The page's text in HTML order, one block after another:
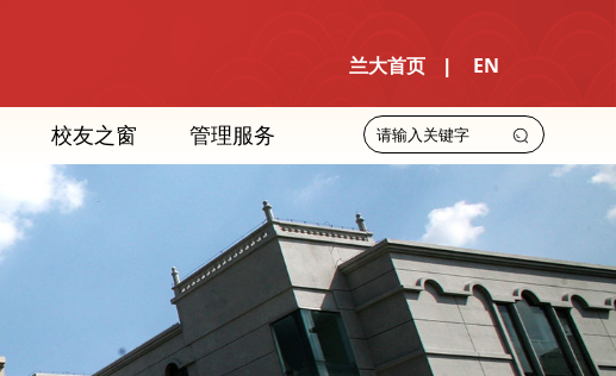
兰大首页 EN
校友之窗 管理服务